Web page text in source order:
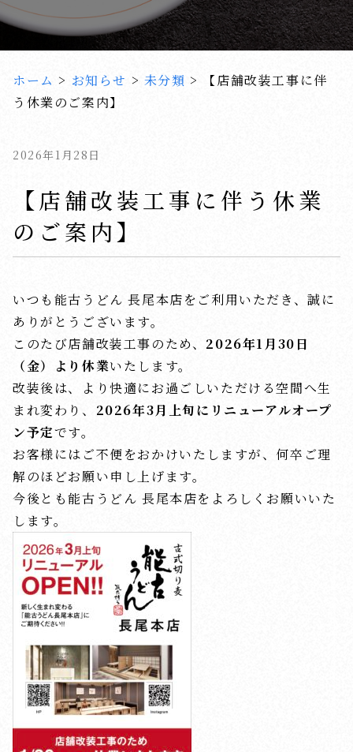
ホーム > お知らせ > 未分類 >
【店舗改装工事に伴
う休業のご案内】
2026年1月28日
【店舗改装工事に伴う休業
のご案内】
いつも能古うどん 長尾本店をご利用いただき、誠に
ありがとうございます。
このたび店舗改装工事のため、 2026年1月30日
（金）より休業いたします。
改装後は、より快適にお過ごしいただける空間へ生
まれ変わり、 2026年3月上旬にリニューアルオープ
ン予定です。
お客様にはご不便をおかけいたしますが、何卒ご理
解のほどお願い申し上げます。
今後とも能古うどん 長尾本店をよろしくお願いいた
します。